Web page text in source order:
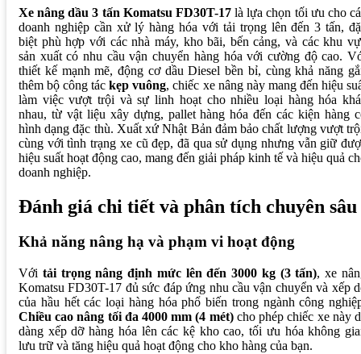
Xe nâng dầu 3 tấn Komatsu FD30T-17là lựa chọn tối ưu cho
doanh nghiệp cần xử lý hàng hóa với tải trọng lên đến 3 tấn,
biệt phù hợp với các nhà máy, kho bãi, bến cảng, và các khu
sản xuất có nhu cầu vận chuyển hàng hóa với cường độ cao.
thiết kế mạnh mẽ, động cơ dầu Diesel bền bỉ, cùng khả năng
thêm bộ công táckẹp vuông, chiếc xe nâng này mang đến hiệu
làm việc vượt trội và sự linh hoạt cho nhiều loại hàng hóa
nhau, từ vật liệu xây dựng, pallet hàng hóa đến các kiện hàng
hình dạng đặc thù. Xuất xứ Nhật Bản đảm bảo chất lượng vượt
cùng với tình trạng xe cũ đẹp, đã qua sử dụng nhưng vẫn giữ
hiệu suất hoạt động cao, mang đến giải pháp kinh tế và hiệu quả
doanh nghiệp.
Đánh giá chi tiết và phân tích chuyên sâu
Khả năng nâng hạ và phạm vi hoạt động
Với tải trọng nâng định mức lên đến 3000 kg (3 tấn), xe
Komatsu FD30T-17 đủ sức đáp ứng nhu cầu vận chuyển và xếp
của hầu hết các loại hàng hóa phổ biến trong ngành công
Chiều cao nâng tối đa 4000 mm (4 mét)cho phép chiếc xe này
dàng xếp dỡ hàng hóa lên các kệ kho cao, tối ưu hóa không
lưu trữ và tăng hiệu quả hoạt động cho kho hàng của bạn.